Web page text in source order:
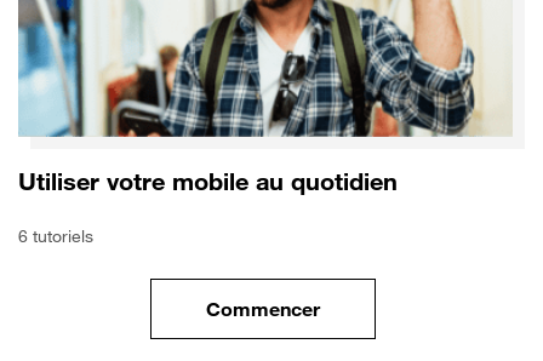
Utiliser votre mobile au quotidien
6 tutoriels
Commencerle tuto pour Utiliser votre